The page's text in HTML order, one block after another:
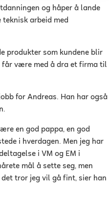
og håper å lande
teknisk arbeid med
produkter som kundene blir
får være med å dra et firma til
for Andreas. Han har også
en god pappa, en god
i hverdagen. Men jeg har
i VM og EM i
mål å sette seg, men
tror jeg vil gå fint, sier han